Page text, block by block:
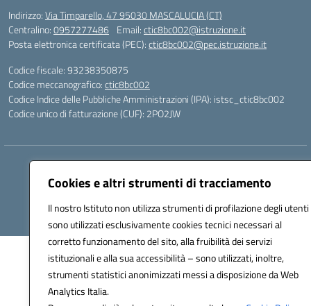
Cookies e altri strumenti di tracciamento
Il nostro Istituto non utilizza strumenti di profilazione degli
sono utilizzati esclusivamente cookies tecnici necessari al
corretto funzionamento del sito, alla fruibilità dei servizi
istituzionali e alla sua accessibilità – sono utilizzati, inoltre,
strumenti statistici anonimizzati messi a disposizione da Web
Analytics Italia.
Indirizzo:Via Timparello, 47 95030 MASCALUCIA (CT)
Centralino:0957277486 Email:ctic8bc002@istruzione.it
Posta elettronica certificata (PEC):ctic8bc002@pec.istruzione.it
Codice fiscale: 93238350875
Codice meccanografico:ctic8bc002
Codice Indice delle Pubbliche Amministrazioni (IPA): istsc_ctic8bc002
Codice unico di fatturazione (CUF): 2PO2JW
Hosting & Powered by 3D Solution S.r.l.
Concept & Design by Designers Italia